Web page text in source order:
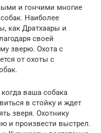
и гончими многие
Наиболее
как Дратхаары и
своей
зверю. Охота с
от охоты с
ваша собака
в стойку и ждет
зверя. Охотнику
и произвести выстрел.